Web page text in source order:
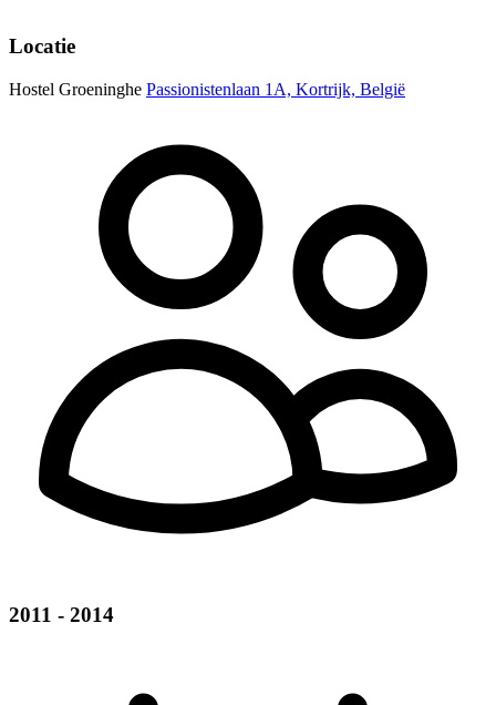
Locatie
Hostel Groeninghe Passionistenlaan 1A, Kortrijk, België
2011 - 2014